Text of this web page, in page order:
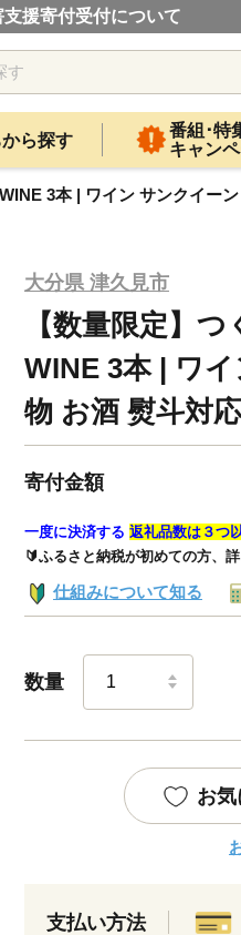
援寄付受付について
から探す
番組･特
キャン
3本 | ワイン サンクイー
大分県 津久見市
【数量限定】
WINE 3本 | ワ
物 お酒 熨斗対
寄付金額
一度に決済する 返礼品数は３つ
🔰ふるさと納税が初めての方、
仕組みについて知る
数量
お
支払い方法